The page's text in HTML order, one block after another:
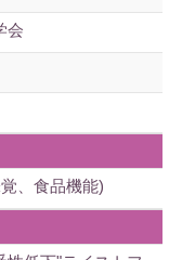
会
、食品機能)